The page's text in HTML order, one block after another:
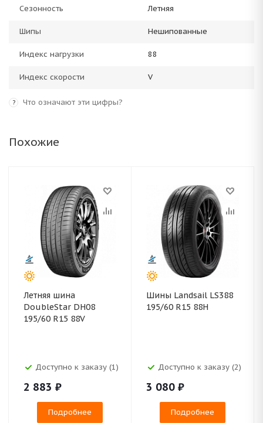
Сезонность Летняя
Шипы Нешипованные
Индекс нагрузки 88
Индекс скорости V
? Что означают эти цифры?
Похожие
Летняя шина
DoubleStar DH08
195/60 R15 88V
Доступно к заказу (1)
2 883 ₽
Подробнее
Шины Landsail LS388
195/60 R15 88H
Доступно к заказу (2)
3 080 ₽
Подробнее